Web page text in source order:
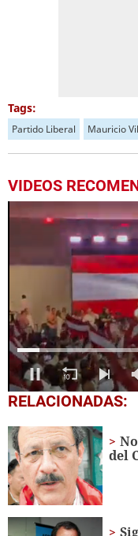
Tags:
Partido Liberal Mauricio
VIDEOS
0
seconds
20
seconds
RELACIONADAS:
del